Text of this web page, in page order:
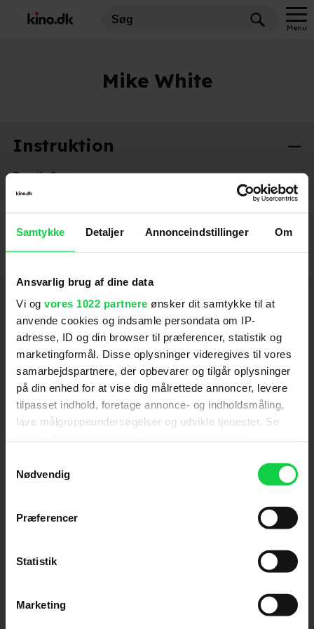
Samtykke Detaljer Annonceindstillinger Om
Ansvarlig brug af dine data
Vi og vores 1022 partnere ønsker dit samtykke til at
anvende cookies og indsamle persondata om IP-
adresse, ID og din browser til præferencer, statistik og
marketingformål. Disse oplysninger videregives til vores
samarbejdspartnere, der opbevarer og tilgår oplysninger
på din enhed for at vise dig målrettede annoncer, levere
tilpasset indhold, foretage annonce- og indholdsmåling,
lave målgruppeundersøgelser og udvikle tjenester. Se
tilbage eller ændre indstillinger fra vores
"Cookiedeklaration", eller ved at trykke på "Privacy
Indsamle præcise oplysninger om din placering,
Identificere din enhed baseret på en scanning af
dens unikke karakteristika (fingerprinting)
Nødvendig
Præferencer
Statistik
Marketing
Menu
Mike White
Instruktion
Brad's Status 2017
Hold dig opdateret
Send
Ved tilmelding accepterer jeg samtidig
Kino.dks Markedsføringssamtykke